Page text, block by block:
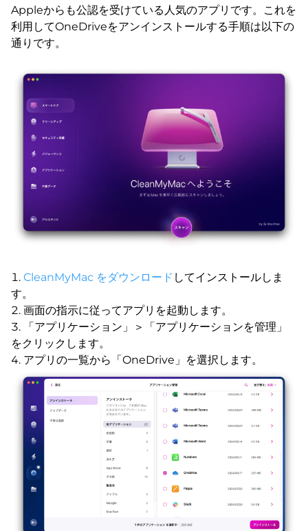
Appleからも公認を受けている人気のアプリです。これを
利用してOneDriveをアンインストールする手順は以下の
通りです。
CleanMyMac をダウンロード してインストールしま
す。
画面の指示に従ってアプリを起動します。
「アプリケーション」＞「アプリケーションを管理」
をクリックします。
アプリの一覧から「OneDrive」を選択します。